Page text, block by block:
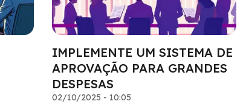
IMPLEMENTE UM SISTEMA DE
APROVAÇÃO PARA GRANDES
DESPESAS
02/10/2025 - 10:05